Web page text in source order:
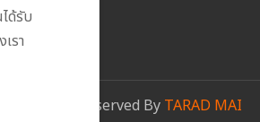
All Rights Reserved By TARAD MAI
ด้รับ
รา